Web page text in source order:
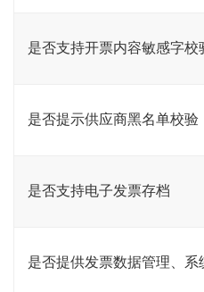
是否支持开票内容敏感字校
是否提示供应商黑名单校验
是否支持电子发票存档
是否提供发票数据管理、系